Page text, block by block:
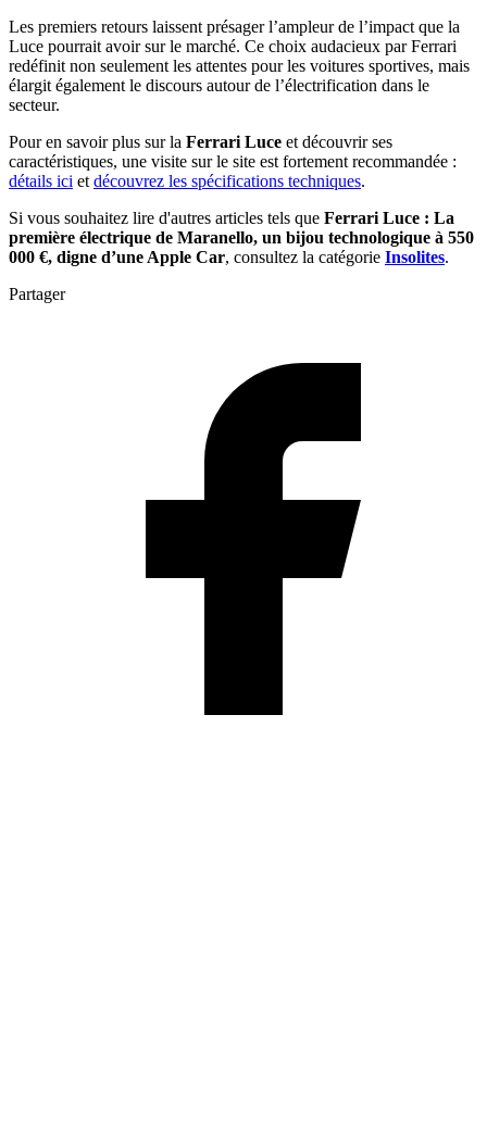
Les premiers retours laissent présager l’ampleur de l’impact que la
Luce pourrait avoir sur le marché. Ce choix audacieux par Ferrari
redéfinit non seulement les attentes pour les voitures sportives, mais
élargit également le discours autour de l’électrification dans le
secteur.
Pour en savoir plus sur la Ferrari Luce et découvrir ses
caractéristiques, une visite sur le site est fortement recommandée :
détails ici et découvrez les spécifications techniques.
Si vous souhaitez lire d'autres articles tels que Ferrari Luce : La
première électrique de Maranello, un bijou technologique à 550
000 €, digne d’une Apple Car, consultez la catégorie Insolites.
Partager